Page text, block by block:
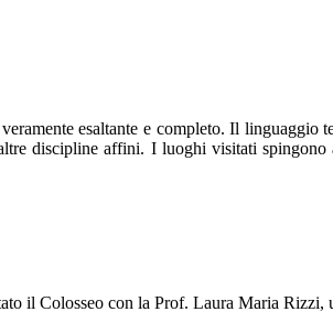
esaltante e completo. Il linguaggio
discipline affini. I luoghi visitati
il Colosseo con la Prof. Laura Maria Rizzi,